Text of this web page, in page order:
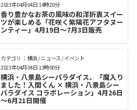
香り豊かなお茶の風味の和洋折衷スイー
ツが楽しめる「花咲く紫陽花アフタヌー
ンティー」4月19日～7月3日販売
2023年04月04日 14時20分
カテゴリ： 横浜 / ニュース / イベント
横浜・八景島シーパラダイス、「魔入り
ました！入間くん × 横浜・八景島シー
パラダイス コラボレーション」4月26日
～6月21日開催
2023年04月04日 13時00分